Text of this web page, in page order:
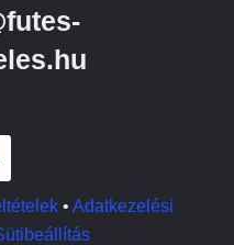
• Adatkezelési